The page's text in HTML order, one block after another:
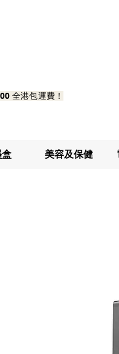
全港包運費！
美容及保健